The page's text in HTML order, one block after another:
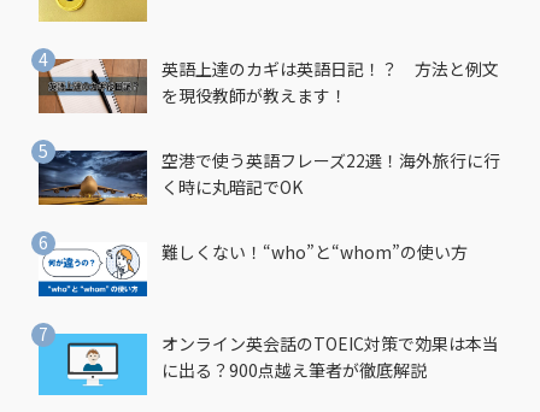
英語上達のカギは英語日記！？ 方法と例文
を現役教師が教えます！
空港で使う英語フレーズ22選！海外旅行に行
く時に丸暗記でOK
難しくない！“who”と“whom”の使い方
オンライン英会話のTOEIC対策で効果は本当
に出る？900点越え筆者が徹底解説